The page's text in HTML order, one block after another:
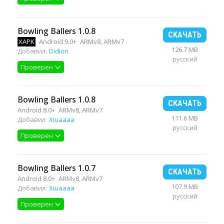
Bowling Ballers 1.0.8
XAPK Android 9.0+ ARMv8, ARMv7
Добавил: Didion
Проверен
СКАЧАТЬ
126.7 MB
русский
Bowling Ballers 1.0.8
Android 8.0+ ARMv8, ARMv7
Добавил: Xiuaaaa
Проверен
СКАЧАТЬ
111.6 MB
русский
Bowling Ballers 1.0.7
Android 8.0+ ARMv8, ARMv7
Добавил: Xiuaaaa
Проверен
СКАЧАТЬ
107.9 MB
русский